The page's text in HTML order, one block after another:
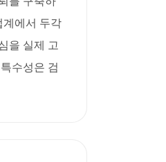
계에서 두각
을 실제 고
수성은 검